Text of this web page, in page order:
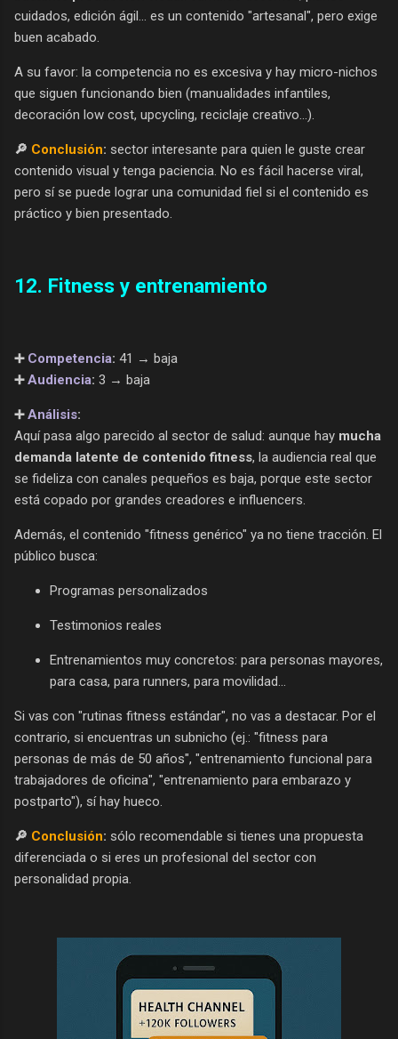
cuidados, edición ágil... es un contenido "artesanal", pero exige
buen acabado.
A su favor: la competencia no es excesiva y hay micro-nichos
que siguen funcionando bien (manualidades infantiles,
decoración low cost, upcycling, reciclaje creativo…).
🔎 Conclusión: sector interesante para quien le guste crear
contenido visual y tenga paciencia. No es fácil hacerse viral,
pero sí se puede lograr una comunidad fiel si el contenido es
práctico y bien presentado.
12. Fitness y entrenamiento
➕ Competencia: 41 → baja
➕ Audiencia: 3 → baja
➕ Análisis:
Aquí pasa algo parecido al sector de salud: aunque hay mucha
demanda latente de contenido fitness, la audiencia real que
se fideliza con canales pequeños es baja, porque este sector
está copado por grandes creadores e influencers.
Además, el contenido "fitness genérico" ya no tiene tracción. El
público busca:
Programas personalizados
Testimonios reales
Entrenamientos muy concretos: para personas mayores,
para casa, para runners, para movilidad...
Si vas con "rutinas fitness estándar", no vas a destacar. Por el
contrario, si encuentras un subnicho (ej.: "fitness para
personas de más de 50 años", "entrenamiento funcional para
trabajadores de oficina", "entrenamiento para embarazo y
postparto"), sí hay hueco.
🔎 Conclusión: sólo recomendable si tienes una propuesta
diferenciada o si eres un profesional del sector con
personalidad propia.